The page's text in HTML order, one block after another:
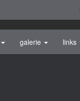
galerie links